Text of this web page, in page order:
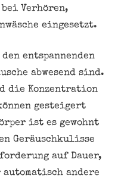
Verhören,
eingesetzt.
entspannenden
abwesend sind.
die Konzentration
gesteigert
ist es gewohnt
Geräuschkulisse
auf Dauer,
andere